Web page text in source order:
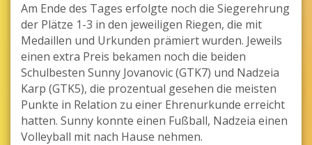
Am Ende des Tages erfolgte noch die Siegerehrung
der Plätze 1-3 in den jeweiligen Riegen, die mit
Medaillen und Urkunden prämiert wurden. Jeweils
einen extra Preis bekamen noch die beiden
Schulbesten Sunny Jovanovic (GTK7) und Nadzeia
Karp (GTK5), die prozentual gesehen die meisten
Punkte in Relation zu einer Ehrenurkunde erreicht
hatten. Sunny konnte einen Fußball, Nadzeia einen
Volleyball mit nach Hause nehmen.